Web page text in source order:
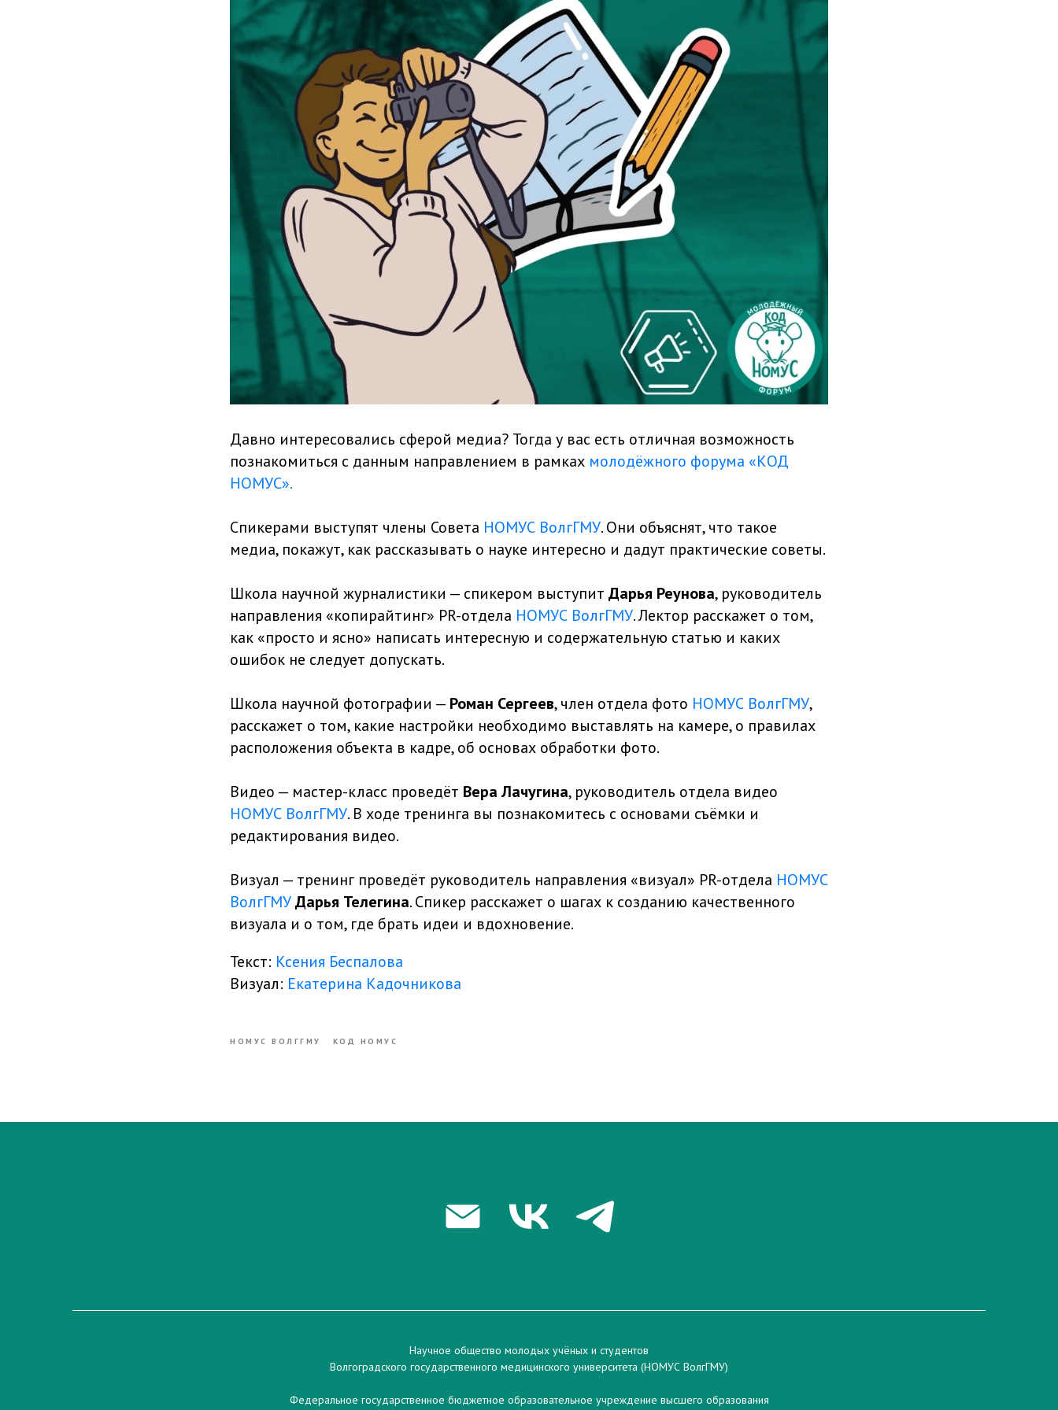
Давно интересовались сферой медиа? Тогда у вас есть отличная возможность
познакомиться с данным направлением в рамках молодёжного форума «КОД
НОМУС».
Спикерами выступят члены Совета НОМУС ВолгГМУ. Они объяснят, что такое
медиа, покажут, как рассказывать о науке интересно и дадут практические советы.
Школа научной журналистики — спикером выступит Дарья Реунова, руководитель
направления «копирайтинг» PR-отдела НОМУС ВолгГМУ. Лектор расскажет о том,
как «просто и ясно» написать интересную и содержательную статью и каких
ошибок не следует допускать.
Школа научной фотографии — Роман Сергеев, член отдела фото НОМУС ВолгГМУ,
расскажет о том, какие настройки необходимо выставлять на камере, о правилах
расположения объекта в кадре, об основах обработки фото.
Видео — мастер-класс проведёт Вера Лачугина, руководитель отдела видео
НОМУС ВолгГМУ. В ходе тренинга вы познакомитесь с основами съёмки и
редактирования видео.
Визуал — тренинг проведёт руководитель направления «визуал» PR-отдела НОМУС
ВолгГМУДарья Телегина. Спикер расскажет о шагах к созданию качественного
визуала и о том, где брать идеи и вдохновение.
Текст: Ксения Беспалова
Визуал: Екатерина Кадочникова
НОМУС ВОЛГГМУ КОД НОМУС
Научное общество молодых учёных и студентов
Волгоградского государственного медицинского университета (НОМУС ВолгГМУ)
Федеральное государственное бюджетное образовательное учреждение высшего образования